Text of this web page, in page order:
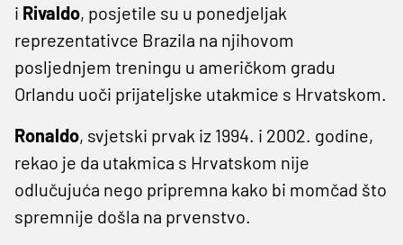
i Rivaldo, posjetile su u ponedjeljak
reprezentativce Brazila na njihovom
posljednjem treningu u američkom gradu
Orlandu uoči prijateljske utakmice s Hrvatskom.
Ronaldo, svjetski prvak iz 1994. i 2002. godine,
rekao je da utakmica s Hrvatskom nije
odlučujuća nego pripremna kako bi momčad što
spremnije došla na prvenstvo.